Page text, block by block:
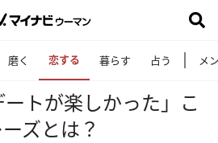
磨く 恋する 暮らす 占う メ
トが楽しかった」こ
ズとは？